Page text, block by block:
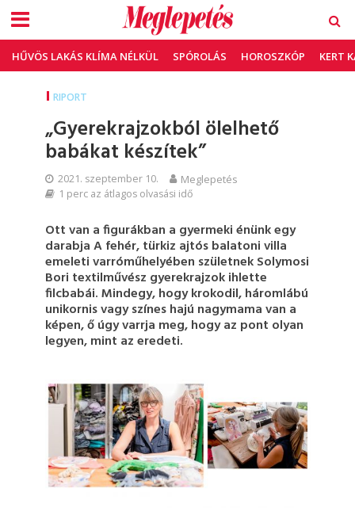
HŰVÖS LAKÁS KLÍMA NÉLKÜL SPÓROLÁS HOROSZKÓP KERT
RIPORT
„Gyerekrajzokból ölelhető
babákat készítek”
2021. szeptember 10. Meglepetés
1 perc az átlagos olvasási idő
Ott van a figurákban a gyermeki énünk egy
darabja A fehér, türkiz ajtós balatoni villa
emeleti varróműhelyében születnek Solymosi
Bori textilművész gyerekrajzok ihlette
filcbabái. Mindegy, hogy krokodil, háromlábú
unikornis vagy színes hajú nagymama van a
képen, ő úgy varrja meg, hogy az pont olyan
legyen, mint az eredeti.